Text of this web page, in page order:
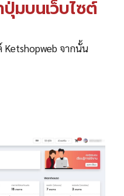
ปุ่มบนเว็บไซต์
Ketshopweb จากนั้น